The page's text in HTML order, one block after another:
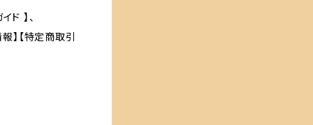
ド 】、
】【特定商取引